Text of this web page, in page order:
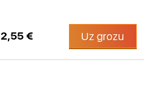
2,55 € Uz grozu